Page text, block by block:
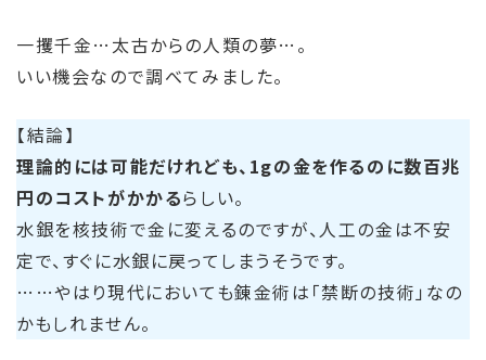
一攫千金…太古からの人類の夢…。
いい機会なので調べてみました。
【結論】
理論的には可能だけれども、1gの金を作るのに数百兆
円のコストがかかるらしい。
水銀を核技術で金に変えるのですが、人工の金は不安
定で、すぐに水銀に戻ってしまうそうです。
……やはり現代においても錬金術は「禁断の技術」なの
かもしれません。